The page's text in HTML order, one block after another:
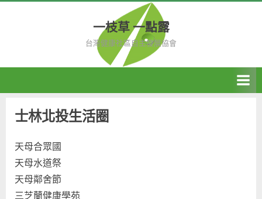
一枝草 一點露
台灣健康社區自主發展協會
士林北投生活圈
天母合眾國
天母水道祭
天母鄰舍節
三芝蘭健康學苑